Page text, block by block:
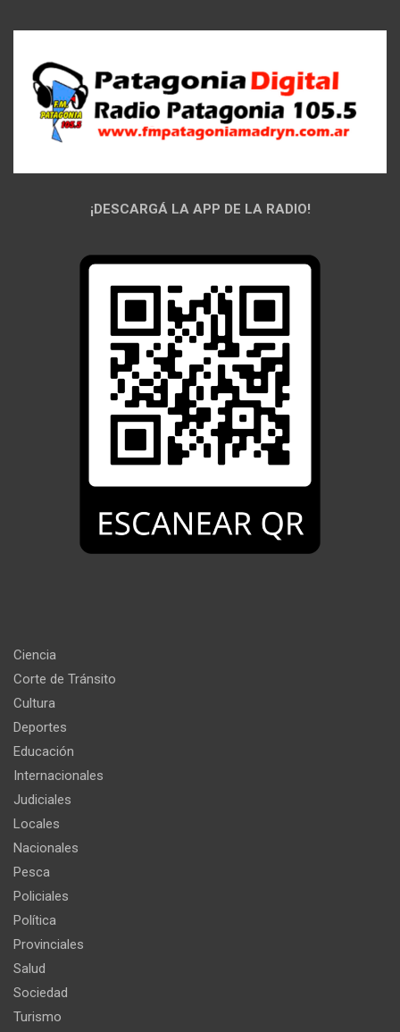
¡DESCARGÁ LA APP DE LA RADIO!
Ciencia
Corte de Tránsito
Cultura
Deportes
Educación
Internacionales
Judiciales
Locales
Nacionales
Pesca
Policiales
Política
Provinciales
Salud
Sociedad
Turismo